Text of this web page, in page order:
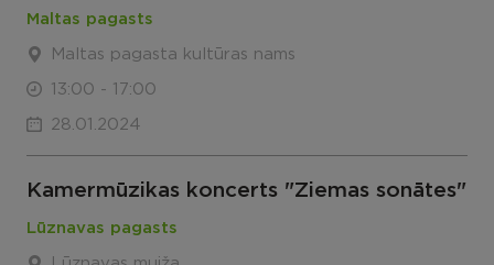
Maltas pagasts
Maltas pagasta kultūras nams
13:00 - 17:00
28.01.2024
Kamermūzikas koncerts "Ziemas sonātes"
Lūznavas pagasts